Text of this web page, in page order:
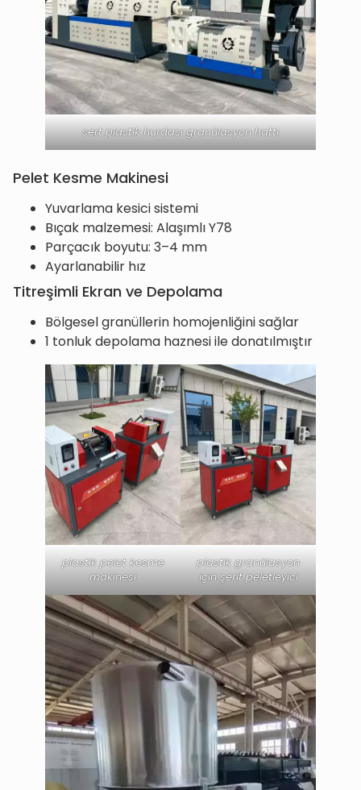
sert plastik hurdası granülasyon hattı
Pelet Kesme Makinesi
Yuvarlama kesici sistemi
Bıçak malzemesi: Alaşımlı Y78
Parçacık boyutu: 3–4 mm
Ayarlanabilir hız
Titreşimli Ekran ve Depolama
Bölgesel granüllerin homojenliğini sağlar
1 tonluk depolama haznesi ile donatılmıştır
plastik pelet kesme
makinesi
plastik granülasyon
için şerit peletleyici